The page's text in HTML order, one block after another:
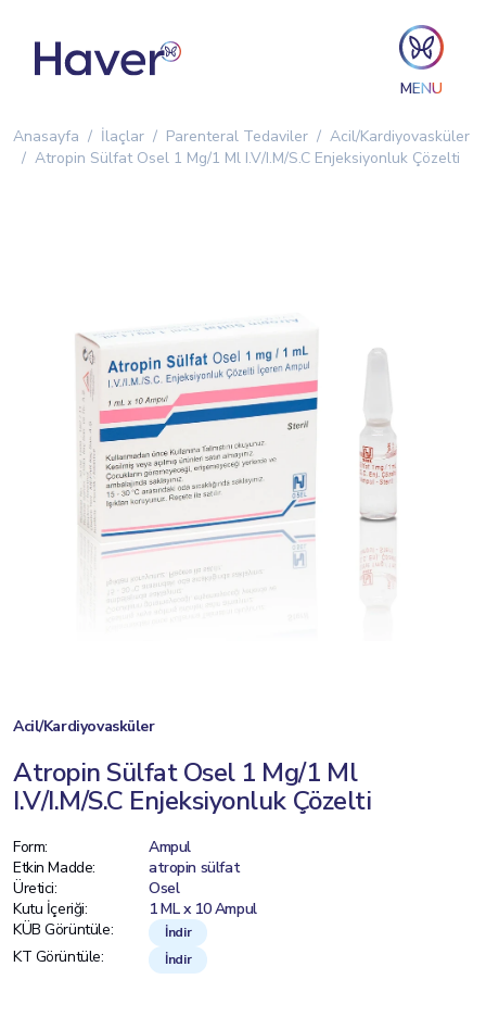
MENU
Anasayfa İlaçlar Parenteral Tedaviler
Acil/Kardiyovasküler
Atropin Sülfat Osel 1 Mg/1 Ml I.V/I.M/S.C Enjeksiyonluk Çözelti
Acil/Kardiyovasküler
Atropin Sülfat Osel 1 Mg/1 Ml
I.V/I.M/S.C Enjeksiyonluk Çözelti
Form:
Ampul
Etkin Madde:
atropin sülfat
Üretici:
Osel
Kutu İçeriği:
1 ML x 10 Ampul
KÜB Görüntüle:
İndir
KT Görüntüle: İndir